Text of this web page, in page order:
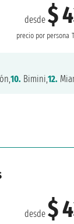
desde$
precio por persona
10. Bimini,12.
desde$